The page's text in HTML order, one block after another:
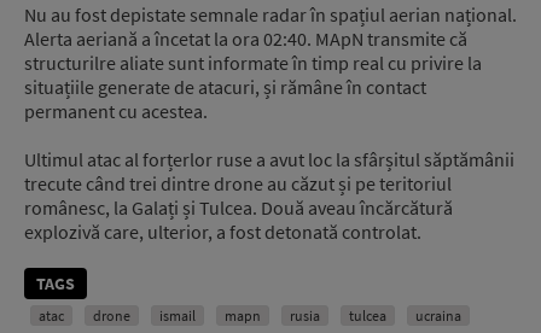
Nu au fost depistate semnale radar în spațiul aerian național.
Alerta aeriană a încetat la ora 02:40. MApN transmite că
structurilre aliate sunt informate în timp real cu privire la
situațiile generate de atacuri, și rămâne în contact
permanent cu acestea.
Ultimul atac al forțerlor ruse a avut loc la sfârșitul săptămânii
trecute când trei dintre drone au căzut și pe teritoriul
românesc, la Galați și Tulcea. Două aveau încărcătură
explozivă care, ulterior, a fost detonată controlat.
TAGS
atac drone ismail mapn rusia tulcea ucraina